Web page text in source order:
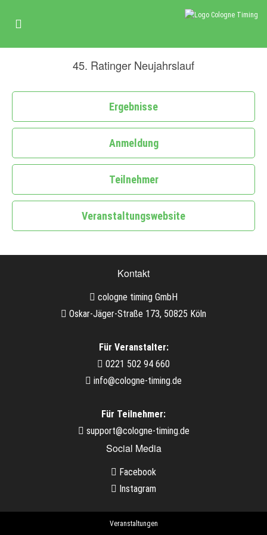
45. Ratinger Neujahrslauf
Ergebnisse
Anmeldung
Teilnehmer
Veranstaltungswebsite
Kontakt
cologne timing GmbH
Oskar-Jäger-Straße 173, 50825 Köln
Für Veranstalter:
0221 502 94 660
info@cologne-timing.de
Für Teilnehmer:
support@cologne-timing.de
Social Media
Facebook
Instagram
Veranstaltungen